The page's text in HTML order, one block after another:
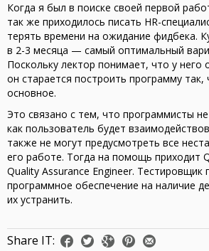
Когда я был в поиске своей первой
так же приходилось писать HR-
терять времени на ожидание фидбека.
в 2-3 месяца — самый оптимальный
Поскольку лектор понимает, что у него
он старается построить программу
основное.
Это связано с тем, что программисты
как пользователь будет
также не могут предусмотреть все
его работе. Тогда на помощь приходит
Quality Assurance Engineer. Тестировщик
программное обеспечение на наличие
их устранить.
Share IT: